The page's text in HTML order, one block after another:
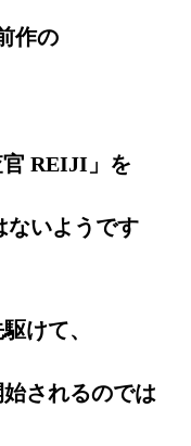
作の
官 REIJI」を
ないようです
けて、
されるのでは